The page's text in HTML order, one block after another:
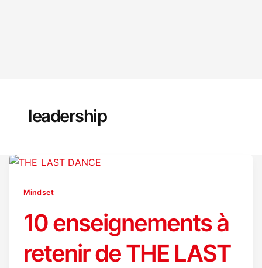
leadership
Mindset
10 enseignements à
retenir de THE LAST